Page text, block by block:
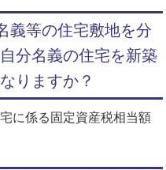
義等の住宅敷地を分
分名義の住宅を新築
りますか？
に係る固定資産税相当額